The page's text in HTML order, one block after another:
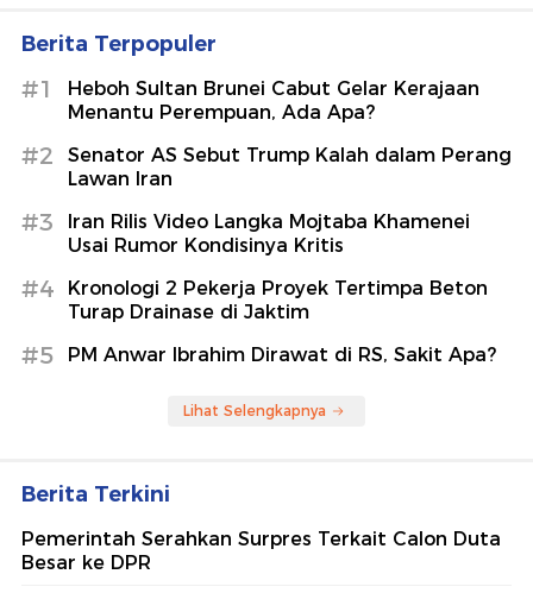
Berita Terpopuler
#1
Heboh Sultan Brunei Cabut Gelar Kerajaan
Menantu Perempuan, Ada Apa?
#2
Senator AS Sebut Trump Kalah dalam Perang
Lawan Iran
#3
Iran Rilis Video Langka Mojtaba Khamenei
Usai Rumor Kondisinya Kritis
#4
Kronologi 2 Pekerja Proyek Tertimpa Beton
Turap Drainase di Jaktim
#5 PM Anwar Ibrahim Dirawat di RS, Sakit Apa?
Lihat Selengkapnya
Berita Terkini
Pemerintah Serahkan Surpres Terkait Calon Duta
Besar ke DPR